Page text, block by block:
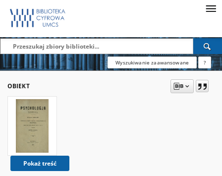
Wyszukiwanie zaawansowane ?
OBIEKT
Pokaż treść